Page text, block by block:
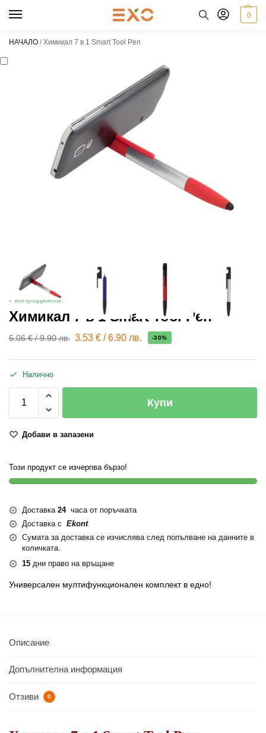
0
НАЧАЛО /Химикал 7 в 1 Smart Tool Pen
Разпродажба!
Химикал 7 в 1 Smart Tool Pen
5.06€ /9.90лв. 3.53 € /6.90 лв. -30%
Налично
Купи
Добави в запазени
Този продукт се изчерпва бързо!
Доставка 24часа от поръчката
Доставка с Ekont
Сумата за доставка се изчислява след попълване на данните в
количката.
15 дни право на връщане
Универсален мултифункционален комплект в едно!
Описание
Допълнителна информация
Отзиви 0